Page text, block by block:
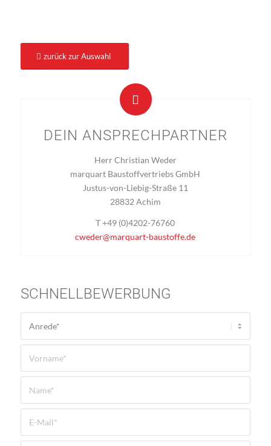
zurück zur Auswahl
DEIN ANSPRECHPARTNER
Herr Christian Weder
marquart Baustoffvertriebs GmbH
Justus-von-Liebig-Straße 11
28832 Achim
T +49 (0)4202-76760
cweder@marquart-baustoffe.de
SCHNELLBEWERBUNG